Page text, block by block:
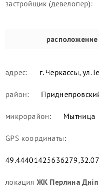
застройщик (девелопер):
расположение
адрес: г. Черкассы, ул.
район:
микрорайон: Мытница
GPS координаты:
локация ЖК Перлина